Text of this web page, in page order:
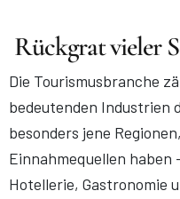
Rückgrat vieler
Die Tourismusbranche
bedeutenden Industrien
besonders jene
Einnahmequellen haben
Hotellerie, Gastronomie